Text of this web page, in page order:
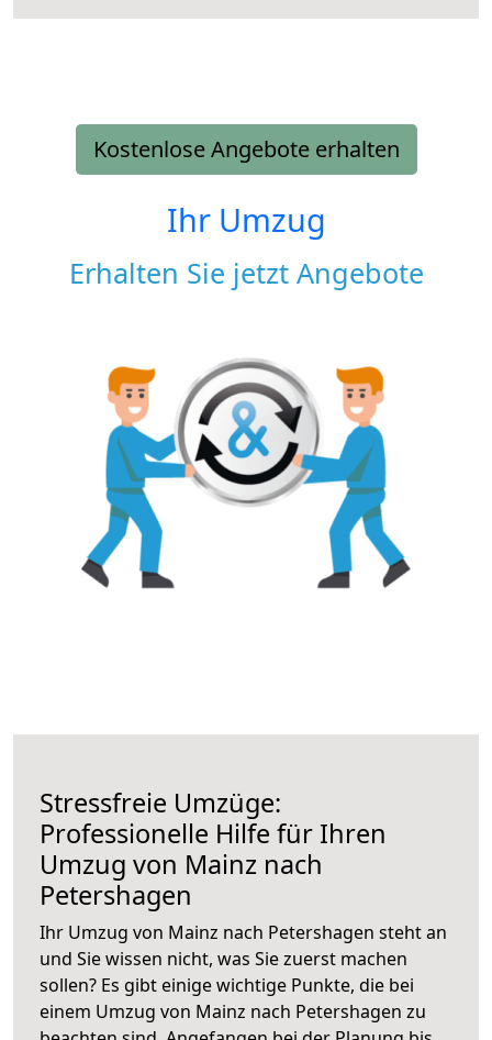
Kostenlose Angebote erhalten
Ihr Umzug
Erhalten Sie jetzt Angebote
Stressfreie Umzüge:
Professionelle Hilfe für Ihren
Umzug von Mainz nach
Petershagen
Ihr Umzug von Mainz nach Petershagen steht an
und Sie wissen nicht, was Sie zuerst machen
sollen? Es gibt einige wichtige Punkte, die bei
einem Umzug von Mainz nach Petershagen zu